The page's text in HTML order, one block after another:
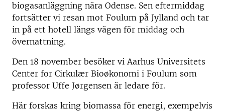
biogasanläggning nära Odense. Sen eftermiddag
fortsätter vi resan mot Foulum på Jylland och tar
in på ett hotell längs vägen för middag och
övernattning.
Den 18 november besöker vi Aarhus Universitets
Center for Cirkulær Bioøkonomi i Foulum som
professor Uffe Jørgensen är ledare för.
Här forskas kring biomassa för energi, exempelvis